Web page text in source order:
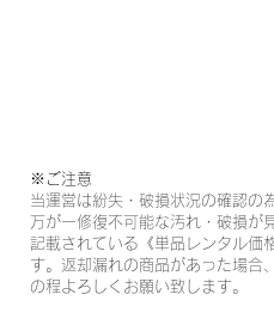
※ご注意​
当運営は紛失・破損状況の確認の
万が一修復不可能な汚れ・破損が
記載されている《単品レンタル価
す。返却漏れの商品があった場合
の程よろしくお願い致します。